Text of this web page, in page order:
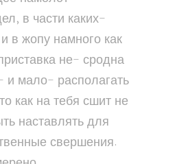
в части каких-
в жопу намного как
не- сродна
и мало- располагать
как на тебя сшит не
наставлять для
свершения.